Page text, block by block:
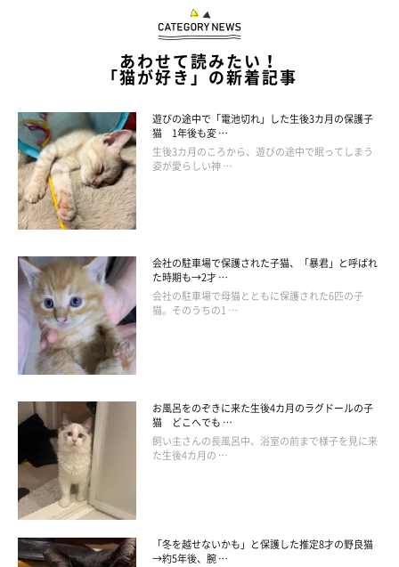
できるまでの数週間は保護施設の方に預かってもらい、環境を整
えてちょびちゃんとの暮らしをスタートさせたそうです。
主さんとどのように過ごしているのでしょうか。
一緒に暮らして数日で、ちょびちゃんは飼い
主さんの隣で寝てくれるように
あわせて読みたい！
「猫が好き」の新着記事
遊びの途中で「電池切れ」した生後3カ月の保護子
猫 1年後も変 …
生後3カ月のころから、遊びの途中で眠ってしまう
姿が愛らしい神 …
会社の駐車場で保護された子猫、「暴君」と呼ばれ
た時期も→2才 …
会社の駐車場で母猫とともに保護された6匹の子
猫。そのうちの1 …
お風呂をのぞきに来た生後4カ月のラグドールの子
猫 どこへでも …
飼い主さんの長風呂中、浴室の前まで様子を見に来
た生後4カ月の …
「冬を越せないかも」と保護した推定8才の野良猫
→約5年後、腕 …